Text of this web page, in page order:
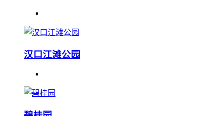
汉口江滩公园